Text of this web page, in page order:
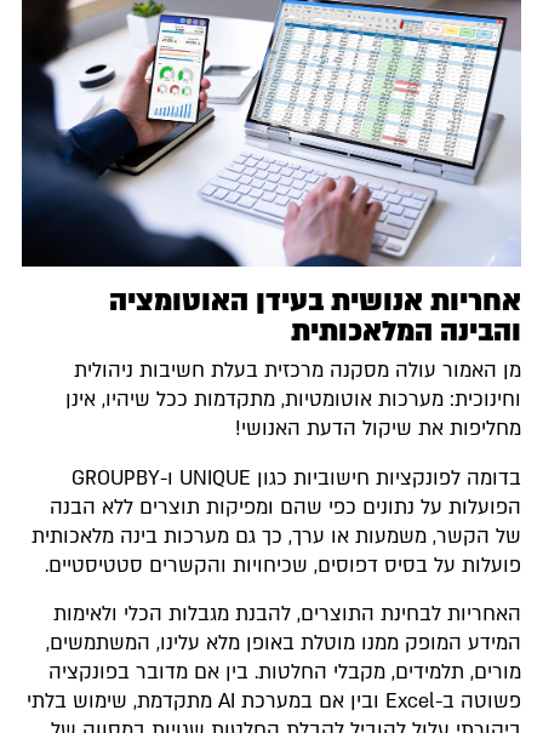
אחריות אנושית בעידן האוטומציה
והבינה המלאכותית
מן האמור עולה מסקנה מרכזית בעלת חשיבות ניהולית
וחינוכית: מערכות אוטומטיות, מתקדמות ככל שיהיו, אינן
מחליפות את שיקול הדעת האנושי!
בדומה לפונקציות חישוביות כגון ‎UNIQUE‎ ו-‎GROUPBY‎
הפועלות על נתונים כפי שהם ומפיקות תוצרים ללא הבנה
של הקשר, משמעות או ערך, כך גם מערכות בינה מלאכותית
פועלות על בסיס דפוסים, שכיחויות והקשרים סטטיסטיים.
האחריות לבחינת התוצרים, להבנת מגבלות הכלי ולאימות
המידע המופק ממנו מוטלת באופן מלא עלינו, המשתמשים,
מורים, תלמידים, מקבלי החלטות. בין אם מדובר בפונקציה
פשוטה ב-Excel ובין אם במערכת AI מתקדמת, שימוש בלתי